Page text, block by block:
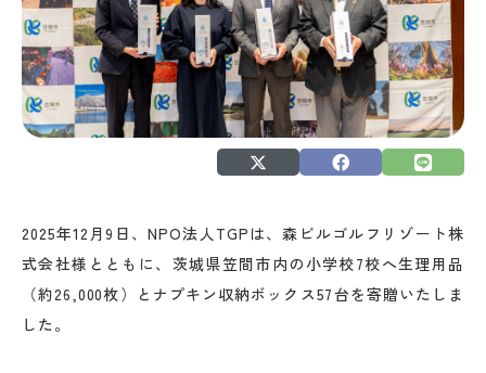
2025年12月9日、NPO法人TGPは、森ビルゴルフリゾート株
式会社様とともに、茨城県笠間市内の小学校7校へ生理用品
（約26,000枚）とナプキン収納ボックス57台を寄贈いたしま
した。